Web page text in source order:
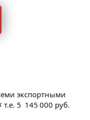
экспортными
5 145 000 руб.